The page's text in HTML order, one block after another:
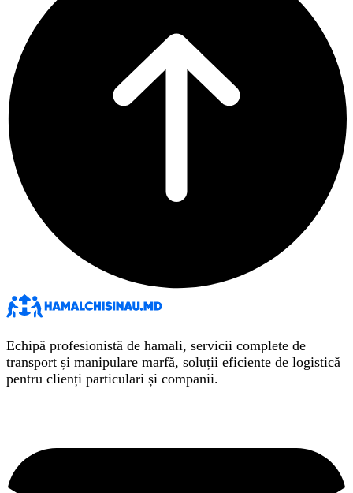
Echipă profesionistă de hamali, servicii complete de
transport și manipulare marfă, soluții eficiente de logistică
pentru clienți particulari și companii.